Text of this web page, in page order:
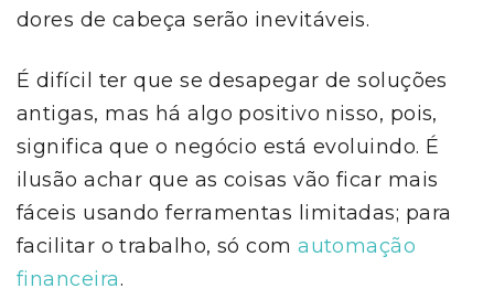
dores de cabeça serão inevitáveis.
É difícil ter que se desapegar de soluções
antigas, mas há algo positivo nisso, pois,
significa que o negócio está evoluindo. É
ilusão achar que as coisas vão ficar mais
fáceis usando ferramentas limitadas; para
facilitar o trabalho, só comautomação
financeira.